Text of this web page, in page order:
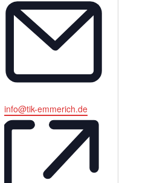
Email
info@tik-emmerich.de